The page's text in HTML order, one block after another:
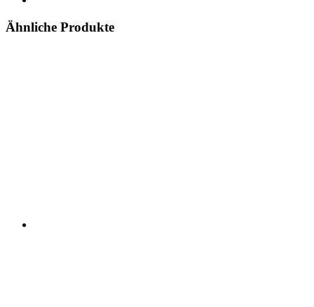
Ähnliche Produkte